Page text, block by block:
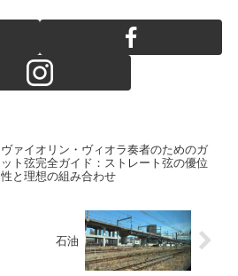
ヴァイオリン・ヴィオラ奏者のためのガ
ット弦完全ガイド：ストレート弦の優位
性と理想の組み合わせ
石油